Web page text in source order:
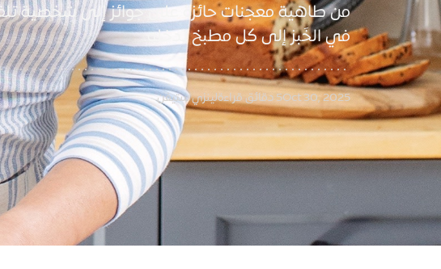
من طاهية معجنات حائزة على جوائز إلى شخصية
في الخَبز إلى كل مطبخ تدخله
Oct 30, 20255 دقائق قراءة لينزي ستيفن